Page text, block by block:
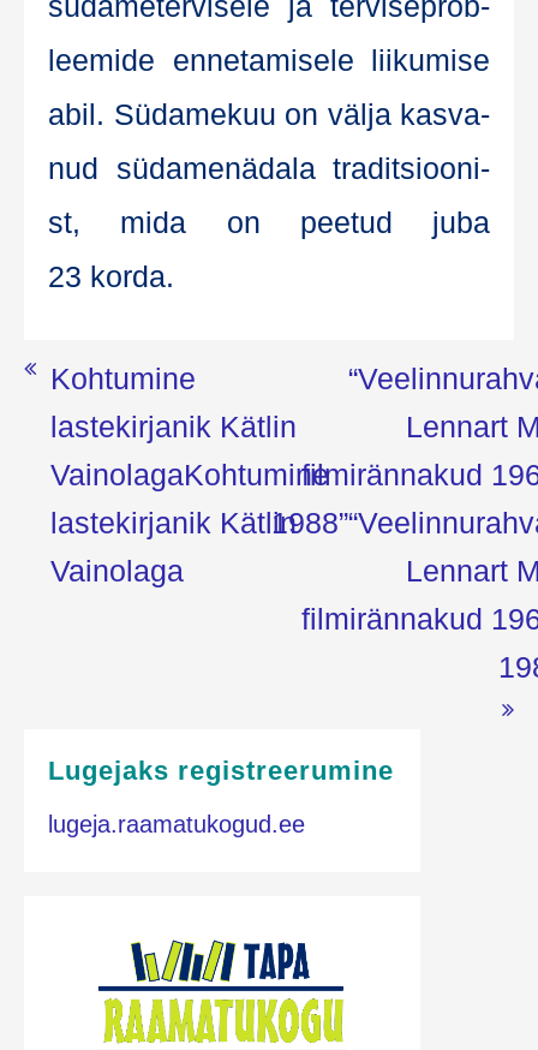
leemi­de enne­ta­mise­le lii­ku­mise
abil. Süda­me­kuu on väl­ja kas­va­
nud süda­me­nä­da­la tra­dit­sioo­ni­
st, mida on pee­tud juba
23 korda.
Navigeerimine
Kohtumine
lastekirjanik Kätlin
VainolagaKohtumine
lastekirjanik Kätlin
Vainolaga
Lennart
filmirännakud
1988”
Lennart
filmirännakud
Lugejaks registreerumine
lugeja.raamatukogud.ee